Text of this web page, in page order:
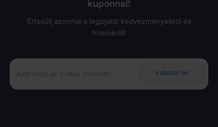
kuponnal!
Értesülj azonnal a legújabb kedvezményekről és
híreinkről!
Iratkozz fel